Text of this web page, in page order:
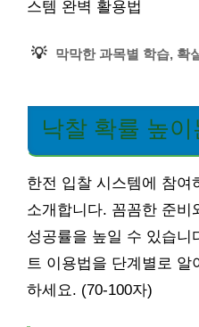
스템 완벽 활용법
💡 막막한 과목별 학습, 확
낙찰 확률 높이
한전 입찰 시스템에 참여
소개합니다. 꼼꼼한 준비
성공률을 높일 수 있습니
트 이용법을 단계별로 알
하세요. (70-100자)